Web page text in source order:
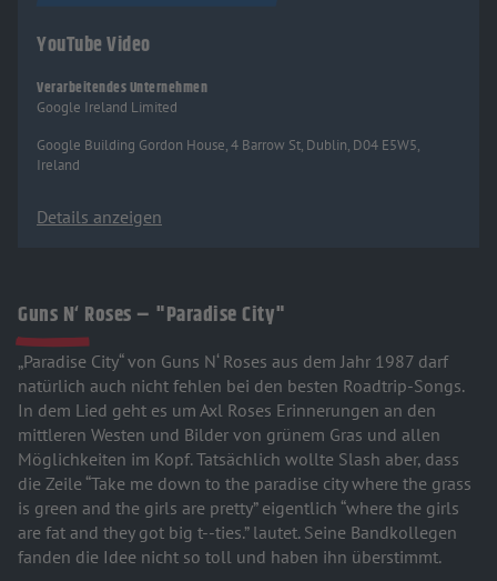
YouTube Video
Verarbeitendes Unternehmen
Google Ireland Limited
Google Building Gordon House, 4 Barrow St, Dublin, D04 E5W5,
Ireland
Details anzeigen
Guns N‘ Roses – "Paradise City"
„Paradise City“ von Guns N‘ Roses aus dem Jahr 1987 darf
natürlich auch nicht fehlen bei den besten Roadtrip-Songs.
In dem Lied geht es um Axl Roses Erinnerungen an den
mittleren Westen und Bilder von grünem Gras und allen
Möglichkeiten im Kopf. Tatsächlich wollte Slash aber, dass
die Zeile “Take me down to the paradise city where the grass
is green and the girls are pretty” eigentlich “where the girls
are fat and they got big t--ties.” lautet. Seine Bandkollegen
fanden die Idee nicht so toll und haben ihn überstimmt.